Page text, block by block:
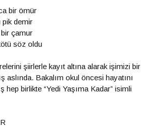
bir ömür
pik demir
çamur
söz oldu
şiirlerle kayıt altına alarak işimizi bir
aslında. Bakalım okul öncesi hayatını
hep birlikte “Yedi Yaşıma Kadar” isimli